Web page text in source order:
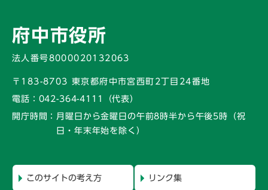
府中市役所
法人番号8000020132063
〒183-8703 東京都府中市宮西町2丁目24番地
電話： 042-364-4111（代表）
開庁時間： 月曜日から金曜日の午前8時半から午後5時 （祝
日・年末年始を除く）
このサイトの考え方 リンク集